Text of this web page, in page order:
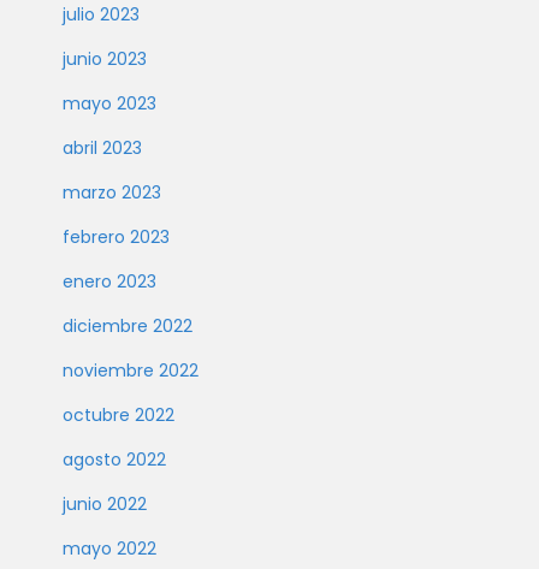
julio 2023
junio 2023
mayo 2023
abril 2023
marzo 2023
febrero 2023
enero 2023
diciembre 2022
noviembre 2022
octubre 2022
agosto 2022
junio 2022
mayo 2022